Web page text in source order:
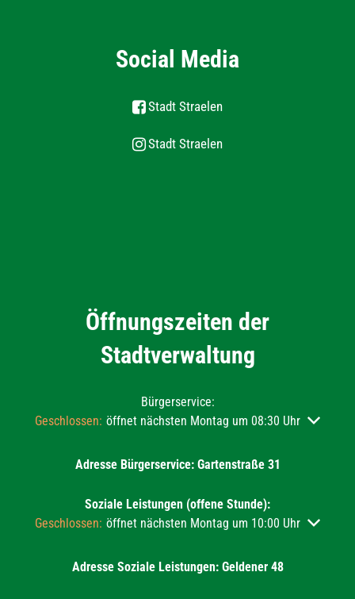
Social Media
Stadt Straelen
Stadt Straelen
Öffnungszeiten der
Stadtverwaltung
Bürgerservice:
Klicken, um weitere Öffnungs- oder Schließzeiten
Geschlossen: öffnet nächsten Montag um 08:30 Uhr
Adresse Bürgerservice: Gartenstraße 31
Soziale Leistungen (offene Stunde):
Klicken, um weitere Öffnungs- oder Schließzeiten
Geschlossen: öffnet nächsten Montag um 10:00 Uhr
Adresse Soziale Leistungen: Geldener 48